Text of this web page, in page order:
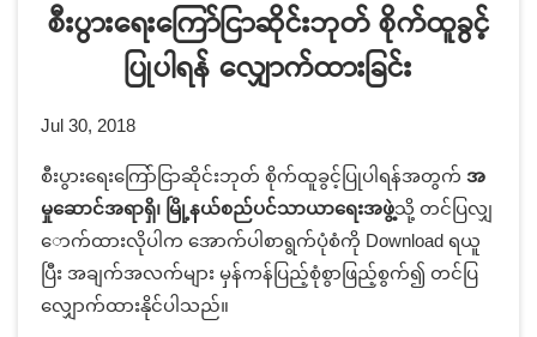
စီးပွားရေးကြော်ငြာဆိုင်းဘုတ် စိုက်ထူခွင့်
ပြုပါရန် လျှောက်ထားခြင်း
Jul 30, 2018
စီးပွားရေးကြော်ငြာဆိုင်းဘုတ် စိုက်ထူခွင့်ပြုပါရန်အတွက် အ
မှုဆောင်အရာရှိ၊ မြို့နယ်စည်ပင်သာယာရေးအဖွဲ့သို့ တင်ပြလျှ
ောက်ထားလိုပါက အောက်ပါစာရွက်ပုံစံကို Download ရယူ
ပြီး အချက်အလက်များ မှန်ကန်ပြည့်စုံစွာဖြည့်စွက်၍ တင်ပြ
လျှောက်ထားနိုင်ပါသည်။